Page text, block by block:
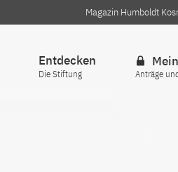
Magazin Humboldt
Entdecken
Die Stiftung Anträge